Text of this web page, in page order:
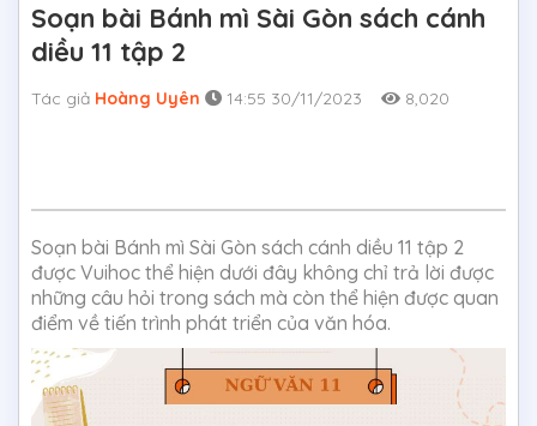
Soạn bài Bánh mì Sài Gòn sách cánh
diều 11 tập 2
Tác giả Hoàng Uyên 14:55 30/11/2023 8,020
Soạn bài Bánh mì Sài Gòn sách cánh diều 11 tập 2
được Vuihoc thể hiện dưới đây không chỉ trả lời được
những câu hỏi trong sách mà còn thể hiện được quan
điểm về tiến trình phát triển của văn hóa.